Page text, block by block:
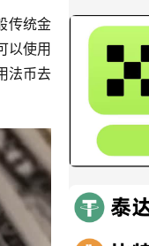
传统金
以使用
法币去